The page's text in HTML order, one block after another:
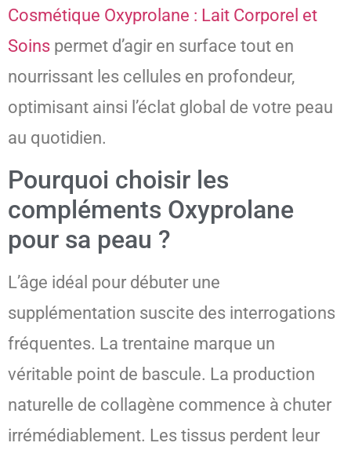
Cosmétique Oxyprolane : Lait Corporel et
Soins permet d’agir en surface tout en
nourrissant les cellules en profondeur,
optimisant ainsi l’éclat global de votre peau
au quotidien.
Pourquoi choisir les
compléments Oxyprolane
pour sa peau ?
L’âge idéal pour débuter une
supplémentation suscite des interrogations
fréquentes. La trentaine marque un
véritable point de bascule. La production
naturelle de collagène commence à chuter
irrémédiablement. Les tissus perdent leur